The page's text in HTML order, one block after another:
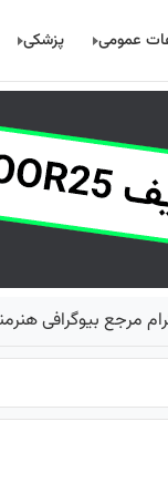
عمومی پزشکی
مرجع بیوگرافی